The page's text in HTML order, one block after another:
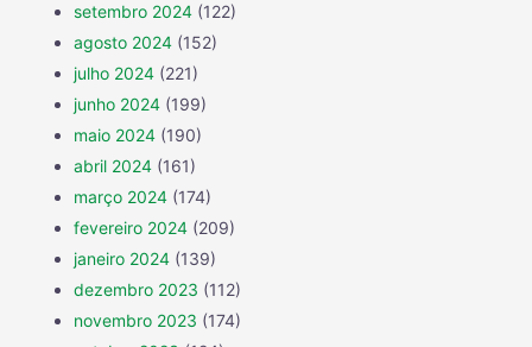
setembro 2024 (122)
agosto 2024 (152)
julho 2024 (221)
junho 2024 (199)
maio 2024 (190)
abril 2024 (161)
março 2024 (174)
fevereiro 2024 (209)
janeiro 2024 (139)
dezembro 2023 (112)
novembro 2023 (174)